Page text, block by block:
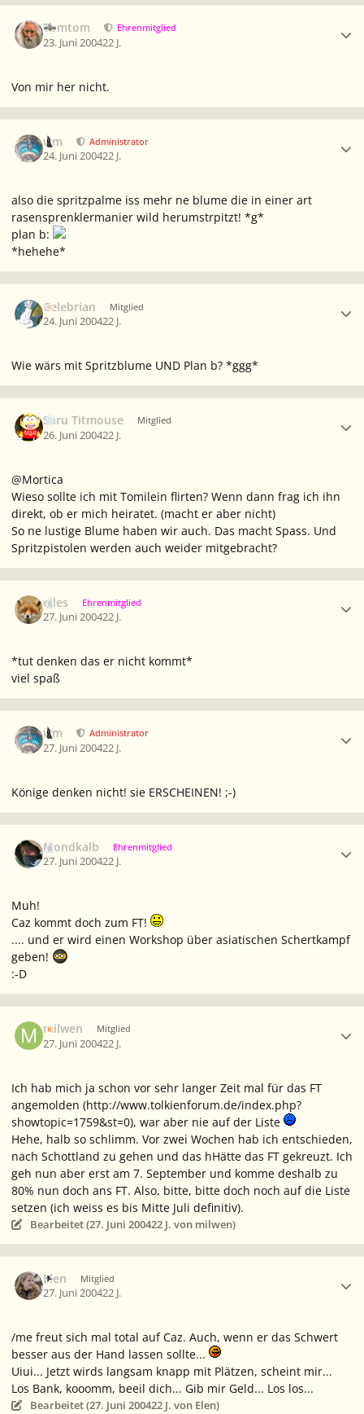
Tomtom Ehrenmitglied
23. Juni 200422 J.
Von mir her nicht.
wm Administrator
24. Juni 200422 J.
also die spritzpalme iss mehr ne blume die in einer art
rasensprenklermanier wild herumstrpitzt! *g*
plan b:
*hehehe*
Celebrian Mitglied
24. Juni 200422 J.
Wie wärs mit Spritzblume UND Plan b? *ggg*
Saru Titmouse Mitglied
26. Juni 200422 J.
@Mortica
Wieso sollte ich mit Tomilein flirten? Wenn dann frag ich ihn
direkt, ob er mich heiratet. (macht er aber nicht)
So ne lustige Blume haben wir auch. Das macht Spass. Und
Spritzpistolen werden auch weider mitgebracht?
elles Ehrenmitglied
27. Juni 200422 J.
*tut denken das er nicht kommt*
viel spaß
wm Administrator
27. Juni 200422 J.
Könige denken nicht! sie ERSCHEINEN! ;-)
Mondkalb Ehrenmitglied
27. Juni 200422 J.
Muh!
Caz kommt doch zum FT!
.... und er wird einen Workshop über asiatischen Schertkampf
geben!
:-D
milwen Mitglied
27. Juni 200422 J.
Ich hab mich ja schon vor sehr langer Zeit mal für das FT
angemolden (http://www.tolkienforum.de/index.php?
showtopic=1759&st=0), war aber nie auf der Liste
Hehe, halb so schlimm. Vor zwei Wochen hab ich entschieden,
nach Schottland zu gehen und das hHätte das FT gekreuzt. Ich
geh nun aber erst am 7. September und komme deshalb zu
80% nun doch ans FT. Also, bitte, bitte doch noch auf die Liste
setzen (ich weiss es bis Mitte Juli definitiv).
Bearbeitet (27. Juni 200422 J. von milwen)
Elen Mitglied
27. Juni 200422 J.
/me freut sich mal total auf Caz. Auch, wenn er das Schwert
besser aus der Hand lassen sollte...
Uiui... Jetzt wirds langsam knapp mit Plätzen, scheint mir...
Los Bank, kooomm, beeil dich... Gib mir Geld... Los los...
Bearbeitet (27. Juni 200422 J. von Elen)